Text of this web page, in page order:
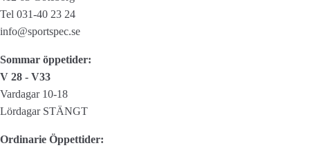
Tel 031-40 23 24
info@sportspec.se
Sommar öppetider:
V 28 - V33
Vardagar 10-18
Lördagar STÄNGT
Ordinarie Öppettider: